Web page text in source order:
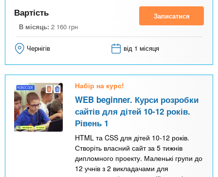
Вартість
В місяць: 2 160 грн
Записатися
Чернігів від 1 місяця
Набір на курс!
WEB beginner. Курси розробки
сайтів для дітей 10-12 років.
Рівень 1
HTML та CSS для дітей 10-12 років.
Створіть власний сайт за 5 тижнів
дипломного проекту. Маленькі групи до
12 учнів з 2 викладачами для